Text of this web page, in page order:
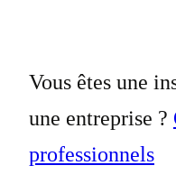
Vous êtes une
une entreprise ?
professionnels